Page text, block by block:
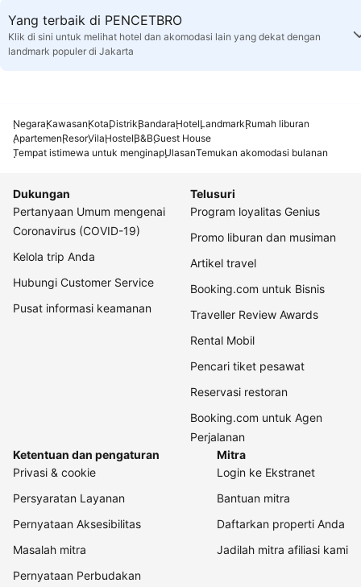
Yang terbaik di PENCETBRO
Klik di sini untuk melihat hotel dan akomodasi lain yang dekat dengan
landmark populer di Jakarta
NegaraKawasanKotaDistrikBandaraHotelLandmarkRumah liburan
ApartemenResorVilaHostelB&BGuest House
Tempat istimewa untuk menginapUlasanTemukan akomodasi bulanan
Dukungan
Pertanyaan Umum mengenai
Coronavirus (COVID-19)
Kelola trip Anda
Hubungi Customer Service
Pusat informasi keamanan
Telusuri
Program loyalitas Genius
Promo liburan dan musiman
Artikel travel
Booking.com untuk Bisnis
Traveller Review Awards
Rental Mobil
Pencari tiket pesawat
Reservasi restoran
Booking.com untuk Agen
Perjalanan
Ketentuan dan pengaturan
Privasi & cookie
Persyaratan Layanan
Pernyataan Aksesibilitas
Masalah mitra
Pernyataan Perbudakan
Mitra
Login ke Ekstranet
Bantuan mitra
Daftarkan properti Anda
Jadilah mitra afiliasi kami